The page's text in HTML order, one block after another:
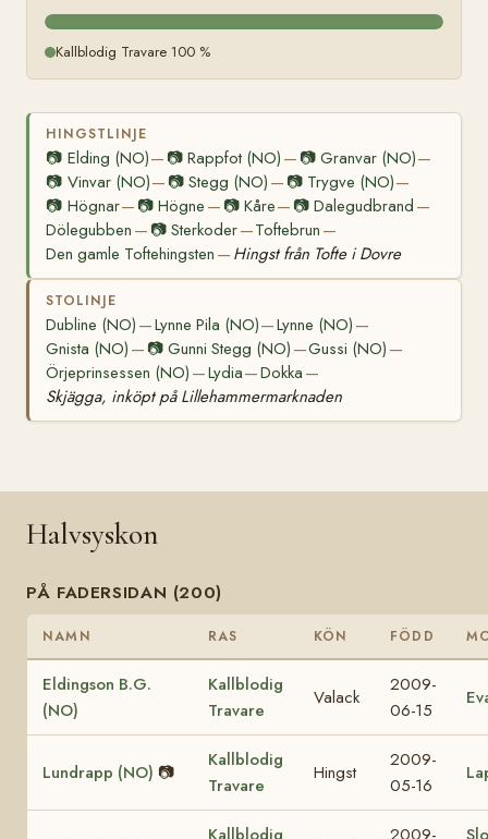
Kallblodig Travare 100 %
HINGSTLINJE
📷 Elding (NO)— 📷Rappfot (NO) — 📷 Granvar (NO)—
📷 Vinvar (NO)— 📷Stegg (NO) — 📷 Trygve (NO)—
📷 Högnar— 📷Högne — 📷 Kåre— 📷 Dalegudbrand —
Dölegubben — 📷Sterkoder—Toftebrun —
Den gamle Toftehingsten — Hingst från Tofte i Dovre
STOLINJE
Dubline (NO) —Lynne Pila (NO)—Lynne (NO) —
Gnista (NO) — 📷Gunni Stegg (NO) —Gussi (NO) —
Örjeprinsessen (NO) —Lydia—Dokka —
Skjägga, inköpt på Lillehammermarknaden
Halvsyskon
PÅ FADERSIDAN (200)
NAMN RAS KÖN FÖDD
Eldingson B.G.
(NO)
Kallblodig
Travare
Valack
2009-
06-15
Lundrapp (NO) 📷
Kallblodig
Travare
Hingst
2009-
05-16
Kallblodig
2009-